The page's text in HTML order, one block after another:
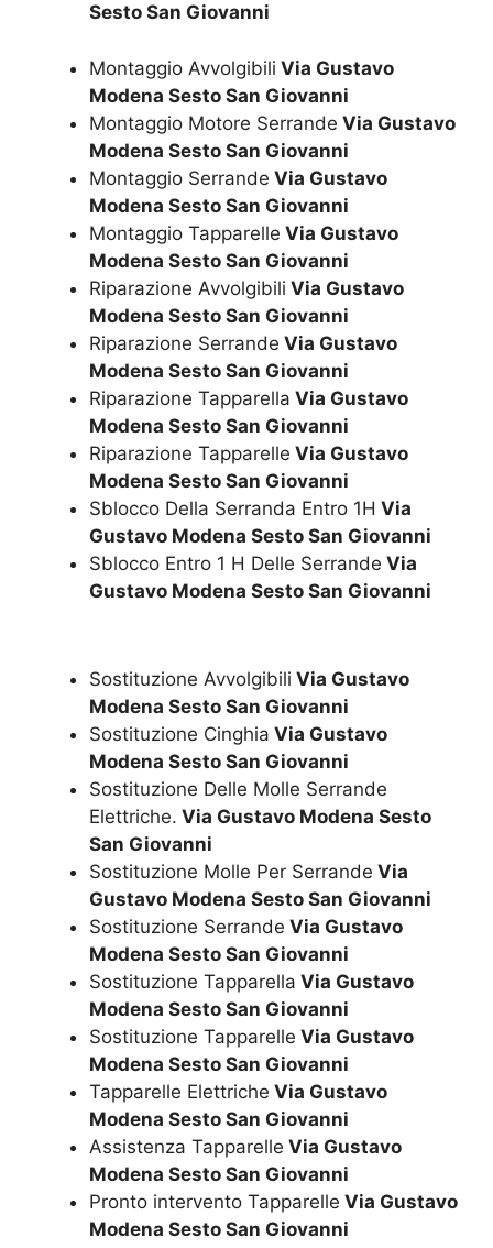
Sesto San Giovanni
Montaggio Avvolgibili Via Gustavo
Modena Sesto San Giovanni
Montaggio Motore Serrande Via Gustavo
Modena Sesto San Giovanni
Montaggio Serrande Via Gustavo
Modena Sesto San Giovanni
Montaggio Tapparelle Via Gustavo
Modena Sesto San Giovanni
Riparazione Avvolgibili Via Gustavo
Modena Sesto San Giovanni
Riparazione Serrande Via Gustavo
Modena Sesto San Giovanni
Riparazione Tapparella Via Gustavo
Modena Sesto San Giovanni
Riparazione Tapparelle Via Gustavo
Modena Sesto San Giovanni
Sblocco Della Serranda Entro 1H Via
Gustavo Modena Sesto San Giovanni
Sblocco Entro 1 H Delle Serrande Via
Gustavo Modena Sesto San Giovanni
Sostituzione Avvolgibili Via Gustavo
Modena Sesto San Giovanni
Sostituzione Cinghia Via Gustavo
Modena Sesto San Giovanni
Sostituzione Delle Molle Serrande
Elettriche. Via Gustavo Modena Sesto
San Giovanni
Sostituzione Molle Per Serrande Via
Gustavo Modena Sesto San Giovanni
Sostituzione Serrande Via Gustavo
Modena Sesto San Giovanni
Sostituzione Tapparella Via Gustavo
Modena Sesto San Giovanni
Sostituzione Tapparelle Via Gustavo
Modena Sesto San Giovanni
Tapparelle Elettriche Via Gustavo
Modena Sesto San Giovanni
Assistenza Tapparelle Via Gustavo
Modena Sesto San Giovanni
Pronto intervento Tapparelle Via Gustavo
Modena Sesto San Giovanni